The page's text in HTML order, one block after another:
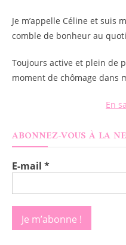
Je m’appelle Céline et suis
comble de bonheur au
Toujours active et plein de
moment de chômage dans
En
ABONNEZ-VOUS À LA
E-mail *